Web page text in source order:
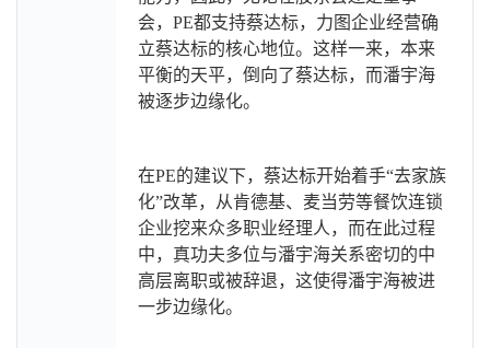
会，PE都支持蔡达标，力图企业经营确
立蔡达标的核心地位。这样一来，本来
平衡的天平，倒向了蔡达标，而潘宇海
被逐步边缘化。
在PE的建议下，蔡达标开始着手“去家族
化”改革，从肯德基、麦当劳等餐饮连锁
企业挖来众多职业经理人，而在此过程
中，真功夫多位与潘宇海关系密切的中
高层离职或被辞退，这使得潘宇海被进
一步边缘化。